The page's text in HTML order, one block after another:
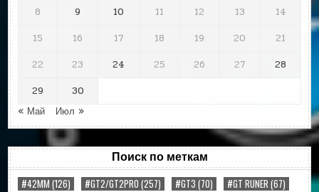
8
9 10 11 12 13
14
15
16 17 18 19 20
21
22
23 24 25 26 27
28
29
30
« Май
Июл »
Поиск по меткам
#42MM (126) #GT2/GT2PRO (257) #GT3 (70) #GT RUNER(67)